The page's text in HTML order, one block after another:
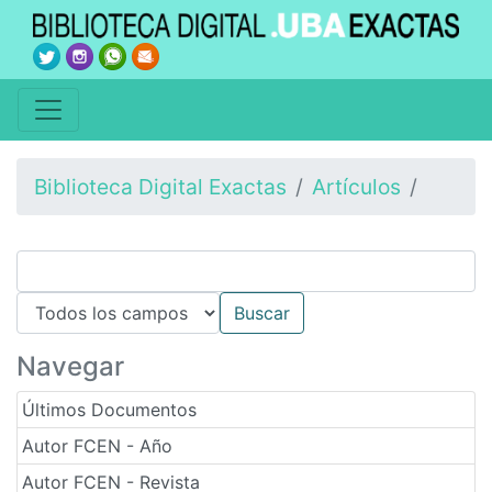
Biblioteca Digital Exactas Artículos
Navegar
Últimos Documentos
Autor FCEN - Año
Autor FCEN - Revista